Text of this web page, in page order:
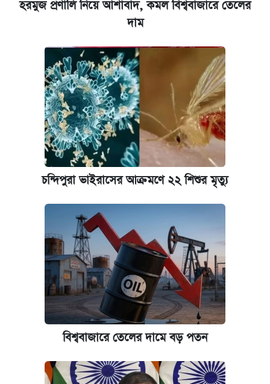
হরমুজ প্রণালি নিয়ে আশাবাদ, কমল বিশ্ববাজারে তেলের
দাম
চন্দিপুরা ভাইরাসের আক্রমণে ২২ শিশুর মৃত্যু
বিশ্ববাজারে তেলের দামে বড় পতন